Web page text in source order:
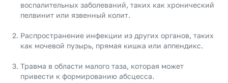
воспалительных заболеваний, таких как хронический
пелвинит или язвенный колит.
Распространение инфекции из других органов, таких
как мочевой пузырь, прямая кишка или аппендикс.
Травма в области малого таза, которая может
привести к формированию абсцесса.